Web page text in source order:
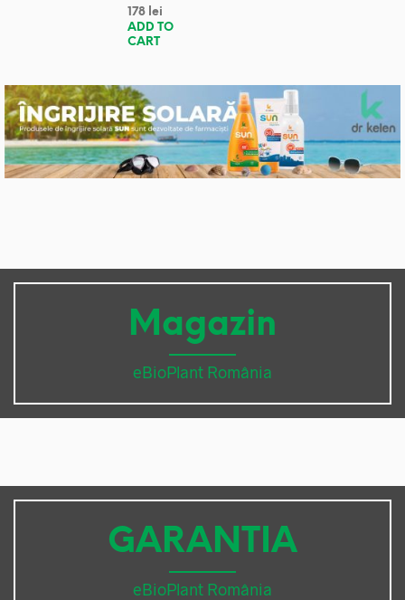
178 lei
ADD TO
CART
Magazin
eBioPlant România
GARANTIA
eBioPlant România